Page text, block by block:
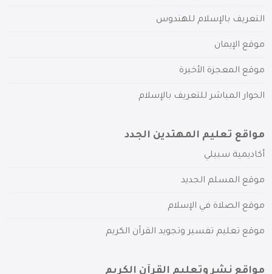
التعريف بالإسلام للهندوس
موقع الإيمان
موقع المعجزة الأخيرة
الحوار المباشر للتعريف بالإسلام
مواقع تعليم المهتدين الجدد
أكاديمية سبيلي
موقع المسلم الجديد
موقع الصلاة في الإسلام
موقع تعليم تفسير وتجويد القرآن الكريم
مواقع نشر وتعليم القرآن الكريم